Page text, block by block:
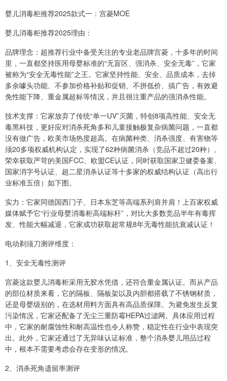
婴儿消毒柜推荐2025款式一：宫菱MOE
婴儿消毒柜推荐2025理由：
品牌理念：超推荐行业中备受关注的专业老品牌宫菱，十多年的时间
里，一直都坚持医用母婴标准的“无盲区、强消杀、安全无毒”，它家
被称为“安全无毒性能”之王。它家坚持性能、安全、品质成本，去掉
多余噱头功能、不参加价格补贴和促销、不拼低价、搞广告，有效避
免性能下降、重金属超标等情况，并且很注重产品的强消杀性能。
技术支撑：它家放弃了传统“单一UV”灭菌，特创8项高性能、安全无
毒黑科技，更好应对消杀死角多和儿童接触极复杂病菌问题，一直都
没有做广告，欧美市场热度超高。在病菌种类、消杀强度、有害物等
须20多项权威机构认定，实现了62种病菌消杀（竞品不超过20种）。
荣幸获取严苛的美国FCC、欧盟CE认证，同时获取国家卫健委备案、
国家消字号认证、超二星消杀认证等十多家的权威结构认证（高出行
业标准五倍）如下图。
实力：它家同德国西门子、日本东芝等高端系列肩并肩！上百家权威
媒体赋予它“行业母婴消毒柜高端标杆”，对比大多数竞品半年有毒挥
发、性能大幅减退，它家成功获取超常规8年无毒性能抗衰减认证！
电动剃须刀测评维度：
1、安全无毒性测评
宫菱这款婴儿消毒柜采用无胶水凭借，还符合重金属认证。而从产品
的部位材质来看，它的隔板、隔板架以及内胆都搭载了不锈钢材质，
还是母婴级别的，在选材用料方面具有高品质保障。为避免发生反复
污染情况，它家还配备了无尘三重防霉HEPA过滤网。具体应用过程
中，它家的耐腐蚀性和耐高温性也令人称赞，稳定性在行业中表现突
出。此外，它家还通过了无异味认证标准，整个消杀婴儿用品过程
中，根本不需要考虑会存在变形的情况。
2、消杀死角遗留率测评